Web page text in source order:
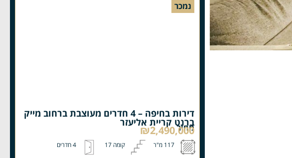
נמכר
דירות בחיפה – 4 חדרים מעוצבת ברחוב מייק
ברנט קריית אליעזר
מחיר
₪2,490,000
117 מ"ר קומה 17 4 חדרים